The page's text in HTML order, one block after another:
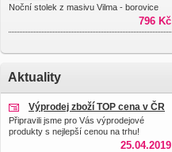
Noční stolek z masivu Vilma - borovice
796 Kč
Aktuality
Výprodej zboží TOP cena v ČR
Připravili jsme pro Vás výprodejové
produkty s nejlepší cenou na trhu!
25.04.2019